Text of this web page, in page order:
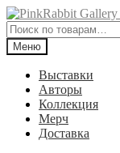
Перейти
к
навигации
Перейти
к
содержимому
Искать:
Меню
Выставки
Авторы
Коллекция
Мерч
Доставка